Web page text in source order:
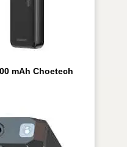
mAh Choetech